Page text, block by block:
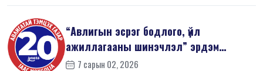
“Авлигын эсрэг бодлого, үйл
ажиллагааны шинэчлэл” эрдэм
шинжилгээний б...
7 сарын 02, 2026